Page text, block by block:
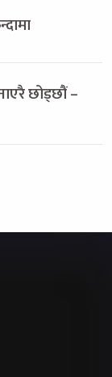
छोड्छौं –